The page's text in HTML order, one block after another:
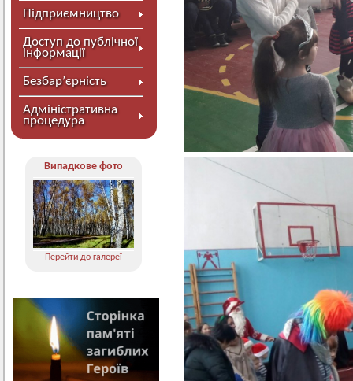
Підприємництво
Доступ до публічної
інформації
Безбар’єрність
Адміністративна
процедура
Випадкове фото
Перейти до галереї